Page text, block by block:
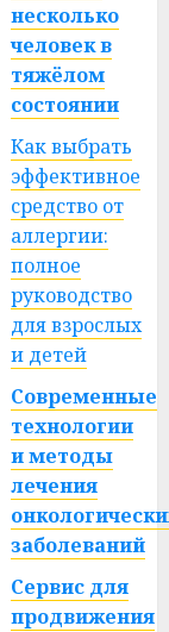
несколько
человек в
тяжёлом
состоянии
Как выбрать
эффективное
средство от
аллергии:
полное
руководство
для взрослых
и детей
Современные
технологии
и методы
лечения
заболеваний
Сервис для
продвижения